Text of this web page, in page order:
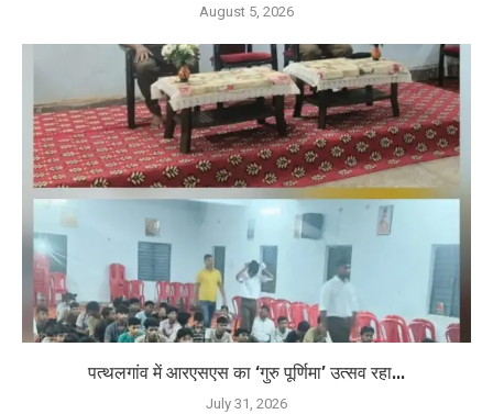
August 5, 2026
पत्थलगांव में आरएसएस का ‘गुरु पूर्णिमा’ उत्सव रहा...
July 31, 2026